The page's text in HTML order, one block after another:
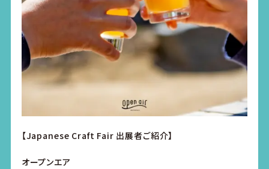
【Japanese Craft Fair 出展者ご紹介】
オープンエア